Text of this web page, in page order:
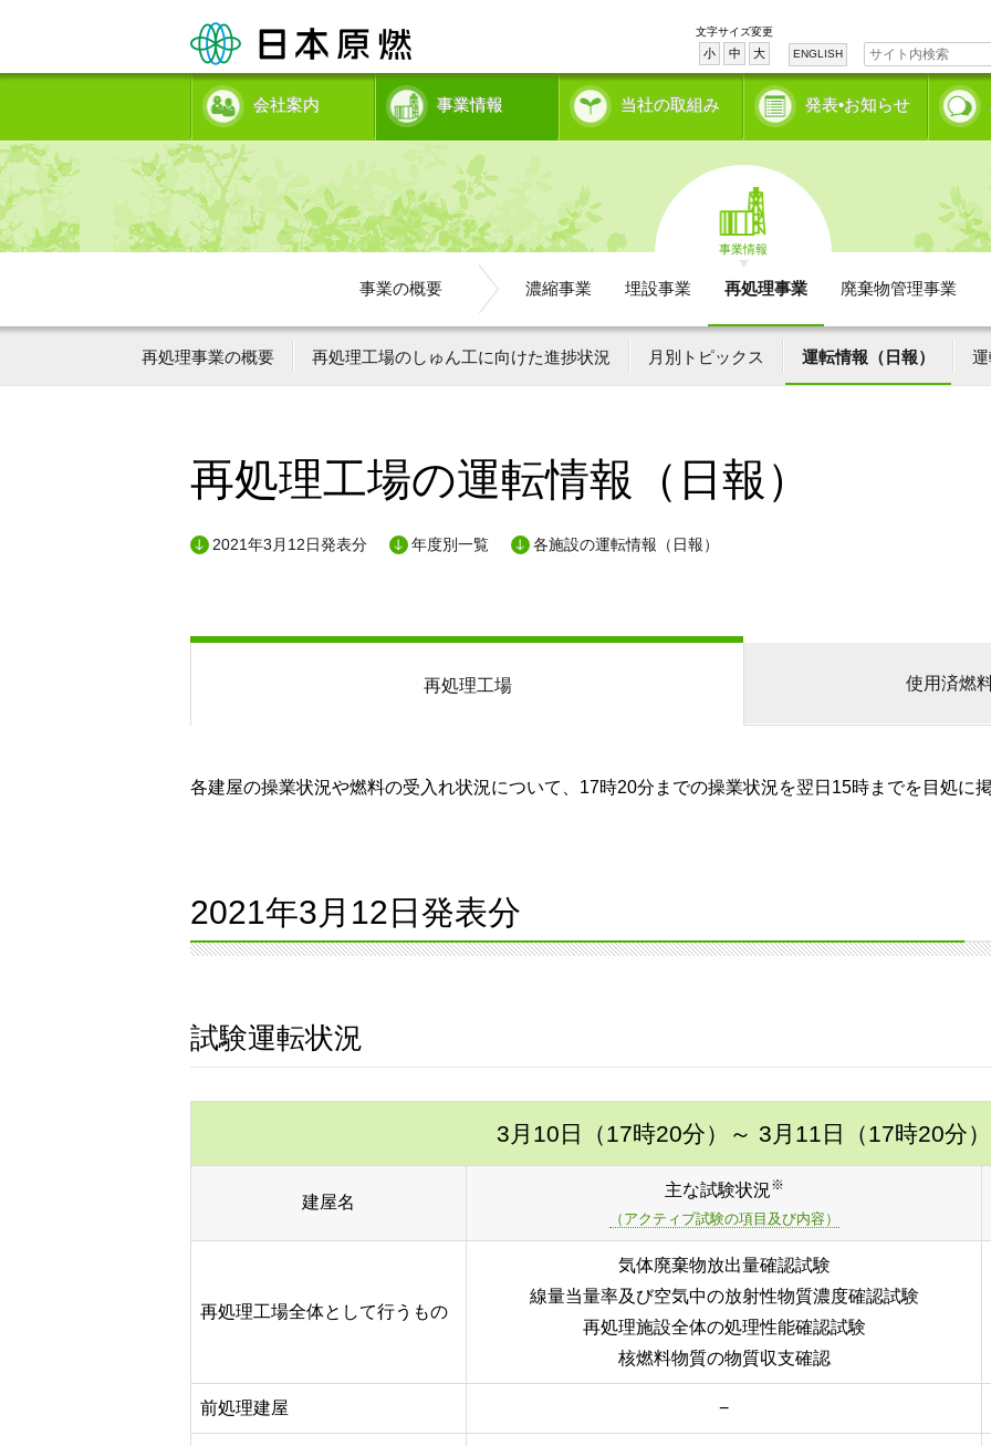
文字サイズ変更
小 中 大 ENGLISH
会社案内 事業情報 当社の取組み 発表•お知らせ
事業情報
事業の概要 濃縮事業 埋設事業 再処理事業 廃棄物管理事業
再処理事業の概要 再処理工場のしゅん工に向けた進捗状況 月別トピックス 運転情報（日報）
再処理工場の運転情報（日報）
2021年3月12日発表分 年度別一覧 各施設の運転情報（日報）
再処理工場 使用済燃
各建屋の操業状況や燃料の受入れ状況について、17時20分までの操業状況を翌日15時までを目処に
2021年3月12日発表分
試験運転状況
3月10日（17時20分） ～ 3月11日（17時20分）
建屋名
主な試験状況※
（アクティブ試験の項目及び内容）
再処理工場全体として行うもの
気体廃棄物放出量確認試験
線量当量率及び空気中の放射性物質濃度確認試験
再処理施設全体の処理性能確認試験
核燃料物質の物質収支確認
前処理建屋 −